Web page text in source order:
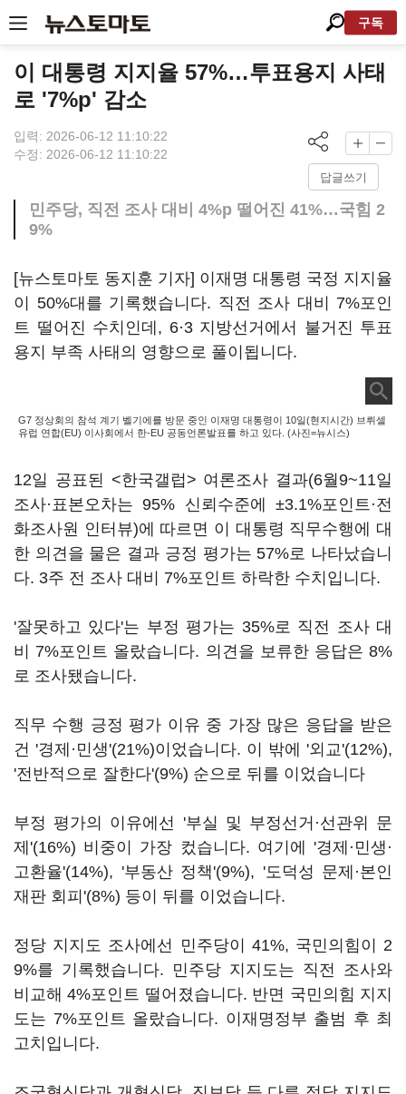
구독
이 대통령 지지율 57%…투표용지 사태
로 '7%p' 감소
입력: 2026-06-12 11:10:22
수정: 2026-06-12 11:10:22
답글쓰기
민주당, 직전 조사 대비 4%p 떨어진 41%…국힘 2
9%
[뉴스토마토 동지훈 기자] 이재명 대통령 국정 지지율
이 50%대를 기록했습니다. 직전 조사 대비 7%포인
트 떨어진 수치인데, 6·3 지방선거에서 불거진 투표
용지 부족 사태의 영향으로 풀이됩니다.
G7 정상회의 참석 계기 벨기에를 방문 중인 이재명 대통령이 10일(현지시간) 브뤼셀
유럽 연합(EU) 이사회에서 한-EU 공동언론발표를 하고 있다. (사진=뉴시스)
12일 공표된 <한국갤럽> 여론조사 결과(6월9~11일
조사·표본오차는 95% 신뢰수준에 ±3.1%포인트·전
화조사원 인터뷰)에 따르면 이 대통령 직무수행에 대
한 의견을 물은 결과 긍정 평가는 57%로 나타났습니
다. 3주 전 조사 대비 7%포인트 하락한 수치입니다.
'잘못하고 있다'는 부정 평가는 35%로 직전 조사 대
비 7%포인트 올랐습니다. 의견을 보류한 응답은 8%
로 조사됐습니다.
직무 수행 긍정 평가 이유 중 가장 많은 응답을 받은
건 '경제·민생'(21%)이었습니다. 이 밖에 '외교'(12%),
'전반적으로 잘한다'(9%) 순으로 뒤를 이었습니다
부정 평가의 이유에선 '부실 및 부정선거·선관위 문
제'(16%) 비중이 가장 컸습니다. 여기에 '경제·민생·
고환율'(14%), '부동산 정책'(9%), '도덕성 문제·본인
재판 회피'(8%) 등이 뒤를 이었습니다.
정당 지지도 조사에선 민주당이 41%, 국민의힘이 2
9%를 기록했습니다. 민주당 지지도는 직전 조사와
비교해 4%포인트 떨어졌습니다. 반면 국민의힘 지지
도는 7%포인트 올랐습니다. 이재명정부 출범 후 최
고치입니다.